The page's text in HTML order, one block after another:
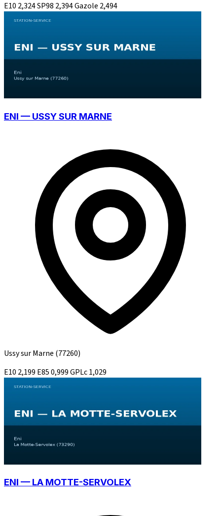
E10 2,324SP98 2,394Gazole 2,494
ENI — USSY SUR MARNE
Ussy sur Marne (77260)
E10 2,199 E850,999GPLc1,029
ENI — LA MOTTE-SERVOLEX